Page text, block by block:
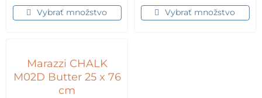
Vybrať množstvo Vybrať množstvo
Marazzi CHALK
M02D Butter 25 x 76
cm